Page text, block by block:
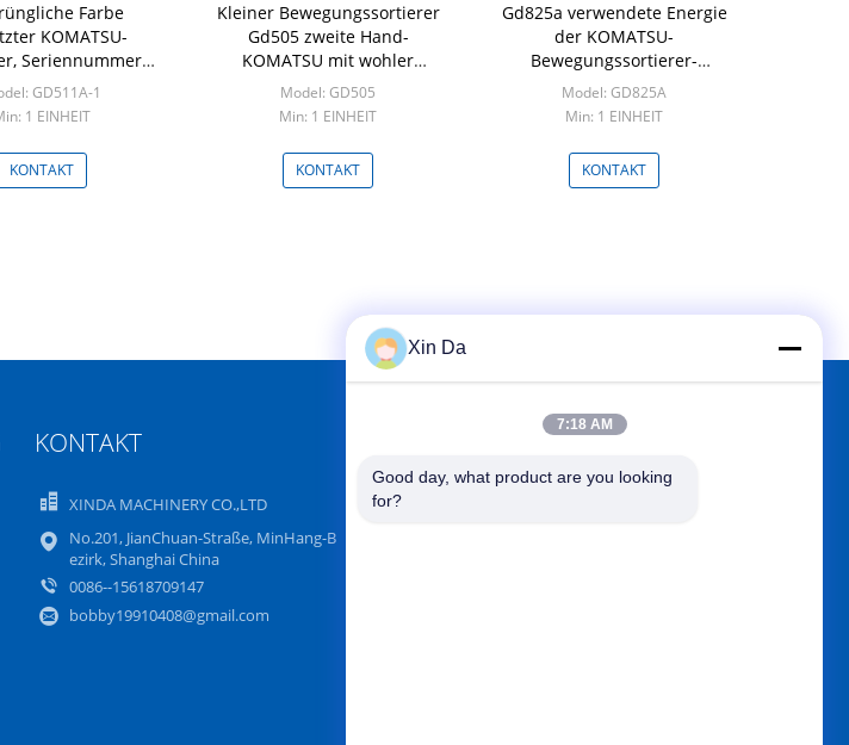
Farbe
KOMATSU-
Seriennummer
GD511A 1
GD511A-1
1 EINHEIT
KONTAKT
Kleiner Bewegungssortierer
Gd505 zweite Hand-
KOMATSU mit wohler
Wartung
Model: GD505
Min: 1 EINHEIT
KONTAKT
Gd825a verwendete Energie
der KOMATSU-
Bewegungssortierer-
Trennmaschinen-verfügbare
Maschinen-280hp
Model: GD825A
Min: 1 EINHEIT
KONTAKT
KONTAKT
XINDA MACHINERY CO.,LTD
No.201, JianChuan-Straße, MinHang-B
ezirk, Shanghai China
0086--15618709147
bobby19910408@gmail.com
FINDEN SIE UNS AUF
Xin Da
7:18 AM
Good day, what product are you looking
for?